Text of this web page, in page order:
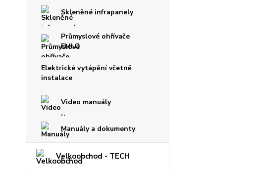
Skleněné infrapanely
Průmyslové ohřívače
EMLO
Elektrické vytápění včetně
instalace
Video manuály
Manuály a dokumenty
Velkoobchod - TECH